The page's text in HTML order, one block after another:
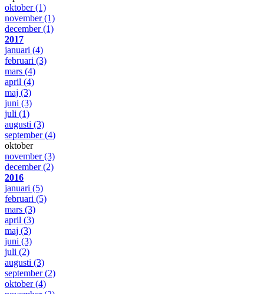
oktober(1)
november(1)
december(1)
2017
januari (4)
februari (3)
mars (4)
april (4)
maj (3)
juni (3)
juli (1)
augusti (3)
september(4)
oktober
november(3)
december(2)
2016
januari (5)
februari (5)
mars (3)
april (3)
maj (3)
juni (3)
juli (2)
augusti (3)
september(2)
oktober(4)